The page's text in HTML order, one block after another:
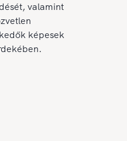
valamint
képesek